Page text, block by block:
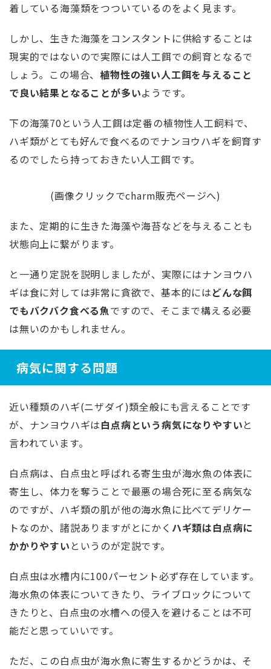
着している海藻類をつついているのをよく見ます。
しかし、生きた海藻をコンスタントに供給することは
現実的ではないので実際には人工餌での飼育となるで
しょう。この場合、植物性の強い人工餌を与えること
で良い結果となることが多いようです。
下の海藻70という人工餌は定番の植物性人工飼料で、
ハギ類がとても好んで食べるのでナンヨウハギを飼育す
るのでしたら持っておきたい人工餌です。
(画像クリックでcharm販売ページへ)
また、定期的に生きた海藻や海苔などを与えることも
状態向上に繋がります。
と一通り定説を説明しましたが、実際にはナンヨウハ
ギは食に対しては非常に貪欲で、基本的にはどんな餌
でもバクバク食べる魚ですので、そこまで構える必要
は無いのかもしれません。
病気に関する問題
近い種類のハギ(ニザダイ)類全般にも言えることです
が、ナンヨウハギは白点病という病気になりやすいと
言われています。
白点病は、白点虫と呼ばれる寄生虫が海水魚の体表に
寄生し、体力を奪うことで最悪の場合死に至る病気な
のですが、ハギ類の肌が他の海水魚に比べてデリケー
トなのか、諸説ありますがとにかく ハギ類は白点病に
かかりやすい というのが定説です。
白点虫は水槽内に100パーセント必ず存在しています。
海水魚の体表についてきたり、ライブロックについて
きたりと、白点虫の水槽への侵入を避けることは不可
能だと思っていいです。
ただ、この白点虫が海水魚に寄生するかどうかは、そ